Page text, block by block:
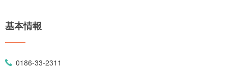
基本情報
0186-33-2311